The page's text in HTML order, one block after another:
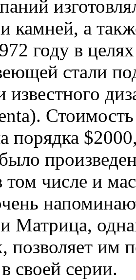
камней, а
году в
стали
известного
порядка
том числе и
Матрица,
позволяет им
своей серии.